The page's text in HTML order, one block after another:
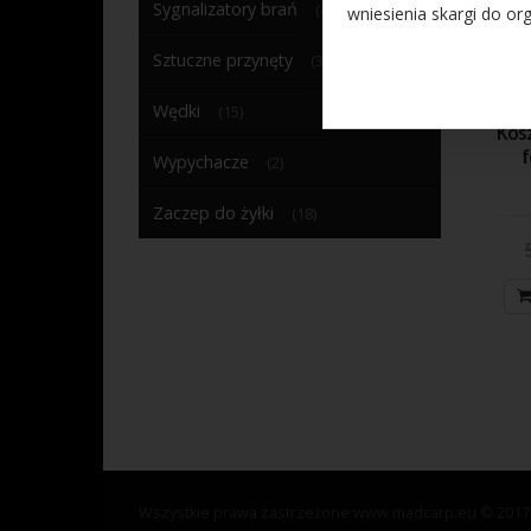
Sygnalizatory brań
Sztuczne przynęty
Wędki (15)
Wypychacze (2)
Zaczep do żyłki (18)
wniesienia skargi do
Danych pod
mogą być